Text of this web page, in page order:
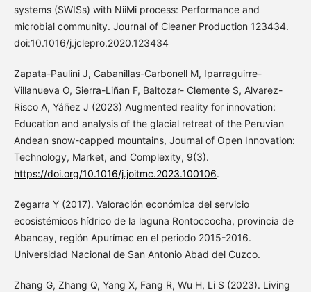
systems (SWISs) with NiiMi process: Performance and
microbial community. Journal of Cleaner Production 123434.
doi:10.1016/j.jclepro.2020.123434
Zapata-Paulini J, Cabanillas-Carbonell M, Iparraguirre-
Villanueva O, Sierra-Liñan F, Baltozar- Clemente S, Alvarez-
Risco A, Yáñez J (2023) Augmented reality for innovation:
Education and analysis of the glacial retreat of the Peruvian
Andean snow-capped mountains, Journal of Open Innovation:
Technology, Market, and Complexity, 9(3).
https://doi.org/10.1016/j.joitmc.2023.100106.
Zegarra Y (2017). Valoración económica del servicio
ecosistémicos hídrico de la laguna Rontoccocha, provincia de
Abancay, región Apurímac en el periodo 2015-2016.
Universidad Nacional de San Antonio Abad del Cuzco.
Zhang G, Zhang Q, Yang X, Fang R, Wu H, Li S (2023). Living